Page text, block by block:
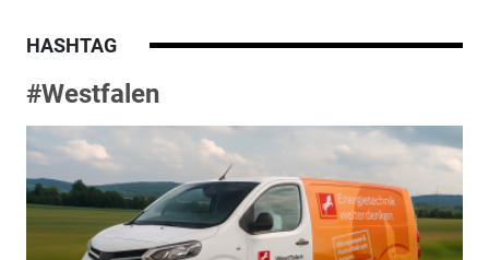
HASHTAG
#Westfalen